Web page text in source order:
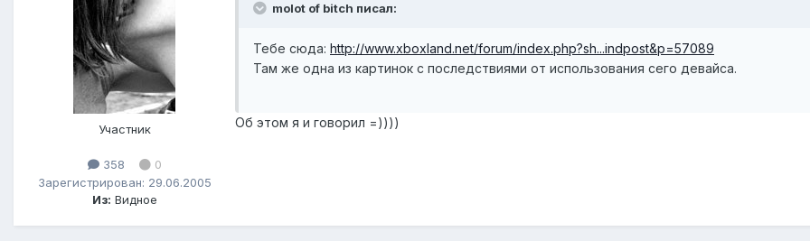
Участник
358
0
Зарегистрирован: 29.06.2005
Из: Видное
molot of bitch писал:
Тебе сюда: http://www.xboxland.net/forum/index.php?sh...indpost&p=57089
Там же одна из картинок с последствиями от использования сего девайса.
Об этом я и говорил =))))